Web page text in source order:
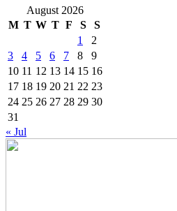
August 2026
M T W T F S
S
1
2
3
4 5 6 7 8
9
10 11 12 13 14 15 16
17 18 19 20 21 22 23
24 25 26 27 28 29 30
31
« Jul